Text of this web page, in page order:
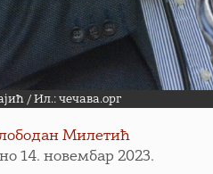
/ Ил.: чечава.орг
Милетић
14. новембар 2023.